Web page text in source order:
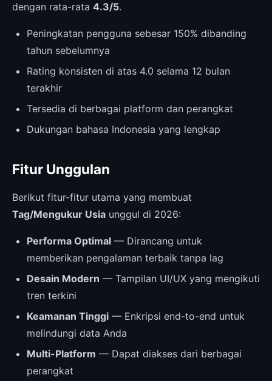
dengan rata-rata 4.3/5.
Peningkatan pengguna sebesar 150% dibanding
tahun sebelumnya
Rating konsisten di atas 4.0 selama 12 bulan
terakhir
Tersedia di berbagai platform dan perangkat
Dukungan bahasa Indonesia yang lengkap
Fitur Unggulan
Berikut fitur-fitur utama yang membuat
Tag/Mengukur Usia unggul di 2026:
Performa Optimal — Dirancang untuk
memberikan pengalaman terbaik tanpa lag
Desain Modern — Tampilan UI/UX yang mengikuti
tren terkini
Keamanan Tinggi — Enkripsi end-to-end untuk
melindungi data Anda
Multi-Platform — Dapat diakses dari berbagai
perangkat